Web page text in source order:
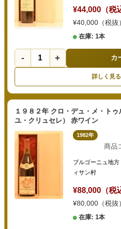
¥44,000（税
¥40,000（税抜）
在庫: 1本
- + カ
詳しく見
１９８２年 クロ・デュ・メ・ト
ユ・クリュセレ） 赤ワイン
1982年
商品
ブルゴーニュ地
ィサン村
¥88,000（税
¥80,000（税抜）
在庫: 1本